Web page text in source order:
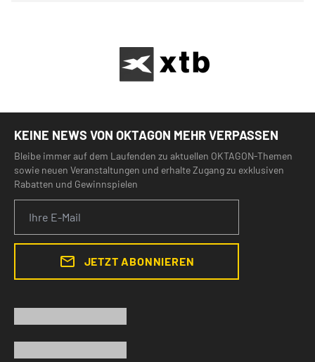
KEINE NEWS VON OKTAGON MEHR VERPASSEN
Bleibe immer auf dem Laufenden zu aktuellen OKTAGON-Themen
sowie neuen Veranstaltungen und erhalte Zugang zu exklusiven
Rabatten und Gewinnspielen
JETZT ABONNIEREN